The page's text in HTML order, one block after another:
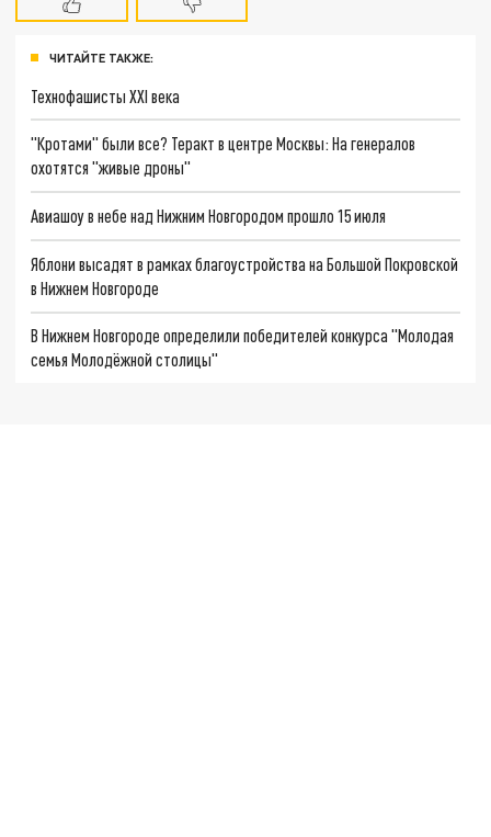
ЧИТАЙТЕ ТАКЖЕ:
Технофашисты XXI века
"Кротами" были все? Теракт в центре Москвы: На генералов
охотятся "живые дроны"
Авиашоу в небе над Нижним Новгородом прошло 15 июля
Яблони высадят в рамках благоустройства на Большой Покровской
в Нижнем Новгороде
В Нижнем Новгороде определили победителей конкурса "Молодая
семья Молодёжной столицы"